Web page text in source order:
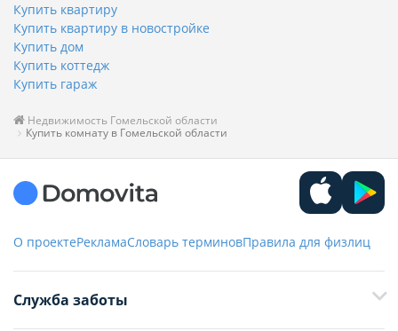
Купить квартиру
Купить квартиру в новостройке
Купить дом
Купить коттедж
Купить гараж
Недвижимость Гомельской области
Купить комнату в Гомельской области
О проектеРекламаСловарь терминовПравила для физлиц
Служба заботы